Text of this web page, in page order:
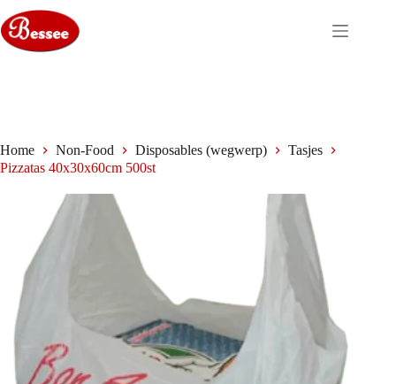
naar
de
inhoud
Home Non-Food Disposables (wegwerp)
Tasjes
Pizzatas 40x30x60cm 500st